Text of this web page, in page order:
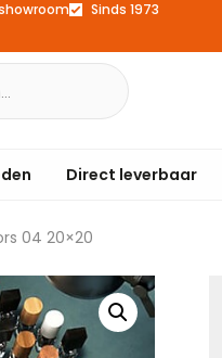
Sinds 1973
Direct leverbaar
04 20×20